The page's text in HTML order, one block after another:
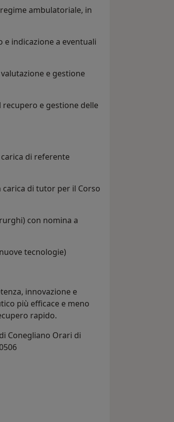
ambulatoriale, in
indicazione a eventuali
e gestione
e gestione delle
di referente
carica di tutor per il Corso
con nomina a
tecnologie)
innovazione e
più efficace e meno
rapido.
Conegliano Orari di